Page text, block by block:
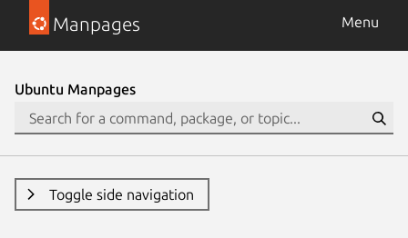
Manpages Menu
Ubuntu Manpages
Toggle side navigation